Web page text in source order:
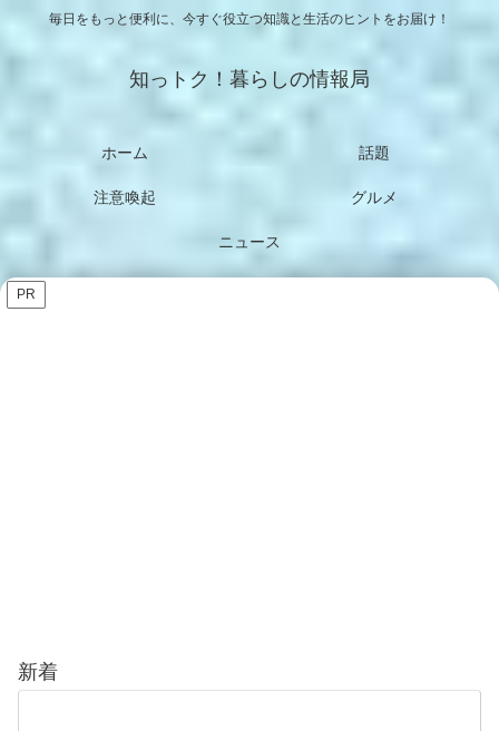
毎日をもっと便利に、今すぐ役立つ知識と生活のヒントをお届け！
知っトク！暮らしの情報局
ホーム 話題
注意喚起 グルメ
ニュース
PR
新着